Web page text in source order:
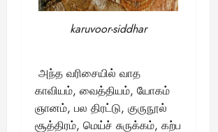
karuvoor-siddhar
அந்த வரிசையில் வாத
காவியம், வைத்தியம், யோகம்
ஞானம், பல திரட்டு, குருநூல்
சூத்திரம், மெய்ச் சுருக்கம், கற்ப